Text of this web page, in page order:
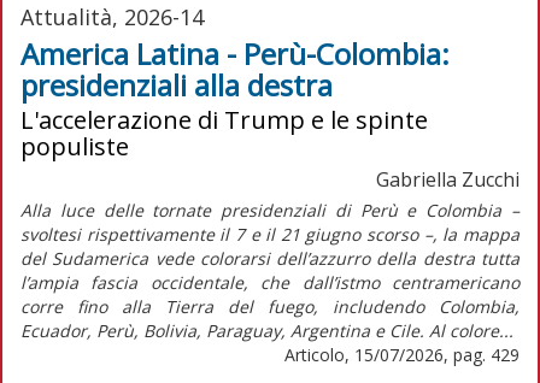
Attualità, 2026-14
America Latina - Perù-Colombia:
presidenziali alla destra
L'accelerazione di Trump e le spinte
populiste
Gabriella Zucchi
Alla luce delle tornate presidenziali di Perù e Colombia –
svoltesi rispettivamente il 7 e il 21 giugno scorso –, la mappa
del Sudamerica vede colorarsi dell’azzurro della destra tutta
l’ampia fascia occidentale, che dall’istmo centramericano
corre fino alla Tierra del fuego, includendo Colombia,
Ecuador, Perù, Bolivia, Paraguay, Argentina e Cile. Al colore...
Articolo, 15/07/2026, pag. 429